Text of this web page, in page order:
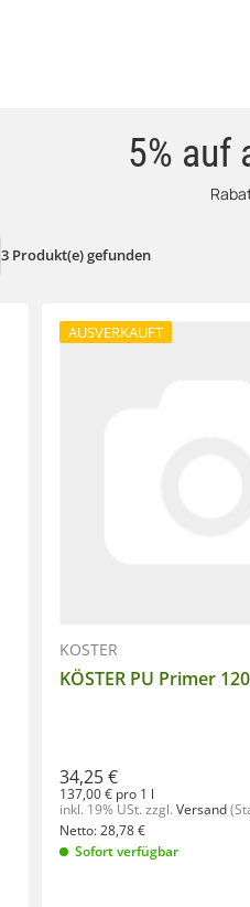
5% auf
3 Produkt(e) gefunden
AUSVERKAUFT
KÖSTER
KÖSTER PU Primer
34,25 €
137,00 € pro 1 l
inkl. 19% USt. zzgl. Versand
Netto:28,78€
Sofort verfügbar